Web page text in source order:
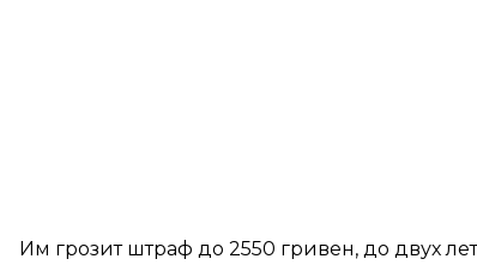
Им грозит штраф до 2550 гривен, до двух